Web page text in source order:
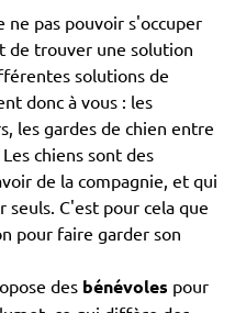
ne pas pouvoir s'occuper
de trouver une solution
solutions de
donc à vous : les
les gardes de chien entre
chiens sont des
de la compagnie, et qui
C'est pour cela que
pour faire garder son
des bénévoles pour